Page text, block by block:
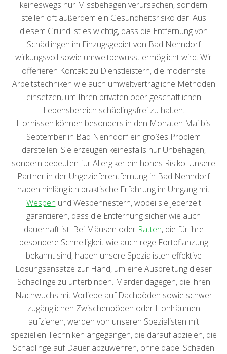
keineswegs nur Missbehagen verursachen, sondern
stellen oft außerdem ein Gesundheitsrisiko dar. Aus
diesem Grund ist es wichtig, dass die Entfernung von
Schädlingen im Einzugsgebiet von Bad Nenndorf
wirkungsvoll sowie umweltbewusst ermöglicht wird. Wir
offerieren Kontakt zu Dienstleistern, die modernste
Arbeitstechniken wie auch umweltverträgliche Methoden
einsetzen, um Ihren privaten oder geschäftlichen
Lebensbereich schädlingsfrei zu halten.
Hornissen können besonders in den Monaten Mai bis
September in Bad Nenndorf ein großes Problem
darstellen. Sie erzeugen keinesfalls nur Unbehagen,
sondern bedeuten für Allergiker ein hohes Risiko. Unsere
Partner in der Ungezieferentfernung in Bad Nenndorf
haben hinlänglich praktische Erfahrung im Umgang mit
Wespen und Wespennestern, wobei sie jederzeit
garantieren, dass die Entfernung sicher wie auch
dauerhaft ist. Bei Mäusen oder Ratten, die für ihre
besondere Schnelligkeit wie auch rege Fortpflanzung
bekannt sind, haben unsere Spezialisten effektive
Lösungsansätze zur Hand, um eine Ausbreitung dieser
Schädlinge zu unterbinden. Marder dagegen, die ihren
Nachwuchs mit Vorliebe auf Dachböden sowie schwer
zugänglichen Zwischenböden oder Hohlräumen
aufziehen, werden von unseren Spezialisten mit
speziellen Techniken angegangen, die darauf abzielen, die
Schädlinge auf Dauer abzuwehren, ohne dabei Schaden